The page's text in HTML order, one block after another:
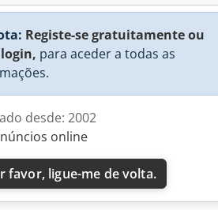
Registe-se gratuitamente ou
para aceder a todas as
desde: 2002
online
favor, ligue-me de volta.